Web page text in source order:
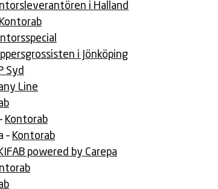
i Halland
Kontorab
i Jönköping
Syd
Line
Kontorab
– Kontorab
powered by Carepa